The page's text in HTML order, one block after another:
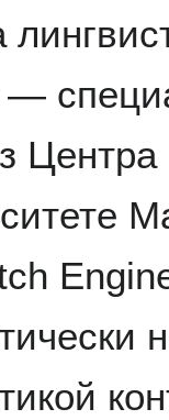
Центра